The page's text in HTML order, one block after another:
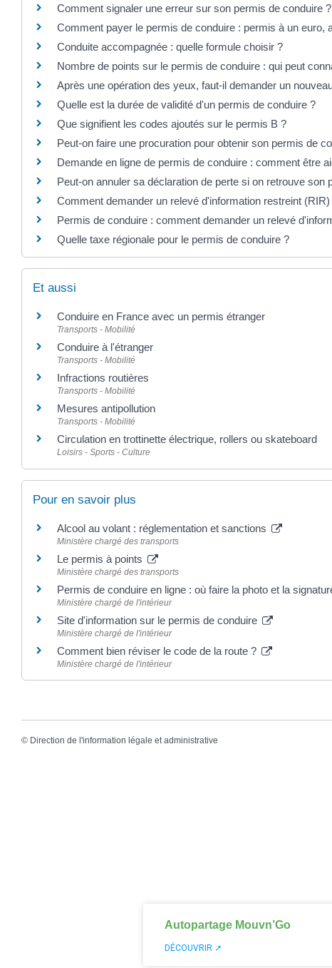
Comment signaler une erreur sur son permis de conduire ?
Comment payer le permis de conduire : permis à un euro,
Conduite accompagnée : quelle formule choisir ?
Nombre de points sur le permis de conduire : qui peut
Après une opération des yeux, faut-il demander un
Quelle est la durée de validité d'un permis de conduire ?
Que signifient les codes ajoutés sur le permis B ?
Peut-on faire une procuration pour obtenir son permis de
Demande en ligne de permis de conduire : comment être
Peut-on annuler sa déclaration de perte si on retrouve son
Comment demander un relevé d'information restreint (RIR)
Permis de conduire : comment demander un relevé
Quelle taxe régionale pour le permis de conduire ?
Et aussi
Conduire en France avec un permis étranger
Transports - Mobilité
Conduire à l'étranger
Transports - Mobilité
Infractions routières
Transports - Mobilité
Mesures antipollution
Transports - Mobilité
Circulation en trottinette électrique, rollers ou skateboard
Loisirs - Sports - Culture
Pour en savoir plus
Alcool au volant : réglementation et sanctions
Ministère chargé des transports
Le permis à points
Ministère chargé des transports
Permis de conduire en ligne : où faire la photo et la
Ministère chargé de l'intérieur
Site d'information sur le permis de conduire
Ministère chargé de l'intérieur
Comment bien réviser le code de la route ?
Ministère chargé de l'intérieur
© Direction de l'information légale et administrative
Autopartage Mouvn’Go
DÉCOUVRIR ↗